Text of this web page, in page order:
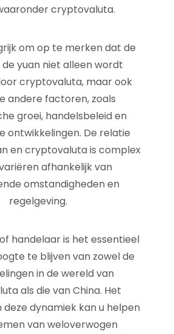
cryptovaluta.
om op te merken dat de
yuan niet alleen wordt
cryptovaluta, maar ook
andere factoren, zoals
groei, handelsbeleid en
ontwikkelingen. De relatie
en cryptovaluta is complex
afhankelijk van
omstandigheden en
regelgeving.
handelaar is het essentieel
te blijven van zowel de
in de wereld van
als die van China. Het
deze dynamiek kan u helpen
van weloverwogen